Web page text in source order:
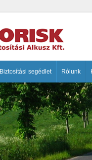
Biztosítási segédlet Rólunk